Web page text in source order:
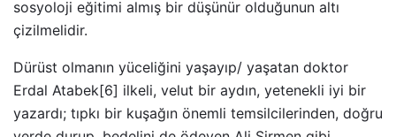
sosyoloji eğitimi almış bir düşünür olduğunun altı
çizilmelidir.
Dürüst olmanın yüceliğini yaşayıp/ yaşatan doktor
Erdal Atabek[6] ilkeli, velut bir aydın, yetenekli iyi bir
yazardı; tıpkı bir kuşağın önemli temsilcilerinden, doğru